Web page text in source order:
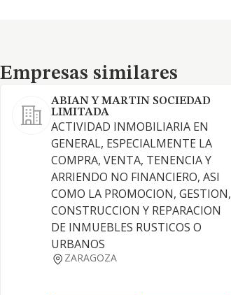
Empresas similares
Empresas similares
ABIAN Y MARTIN SOCIEDAD
LIMITADA
ACTIVIDAD INMOBILIARIA EN
GENERAL, ESPECIALMENTE LA
COMPRA, VENTA, TENENCIA Y
ARRIENDO NO FINANCIERO, ASI
COMO LA PROMOCION, GESTION,
CONSTRUCCION Y REPARACION
DE INMUEBLES RUSTICOS O
URBANOS
ZARAGOZA